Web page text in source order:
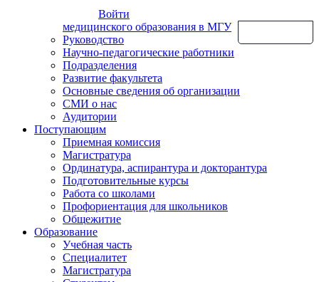
Войти
медицинского образования в МГУ
Руководство
Научно-педагогические работники
Подразделения
Развитие факультета
Основные сведения об организации
СМИ о нас
Аудитории
Поступающим
Приемная комиссия
Магистратура
Ординатура, аспирантура и докторантура
Подготовительные курсы
Работа со школами
Профориентация для школьников
Общежитие
Образование
Учебная часть
Специалитет
Магистратура